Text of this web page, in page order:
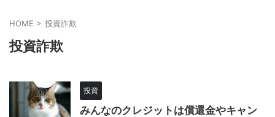
HOME > 投資詐欺
投資詐欺
投資
みんなのクレジットは償還金やキャン